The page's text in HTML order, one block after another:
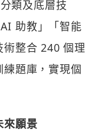
類及底層技
助教」「智能
術整合 240 個理
題庫，實現個
來願景